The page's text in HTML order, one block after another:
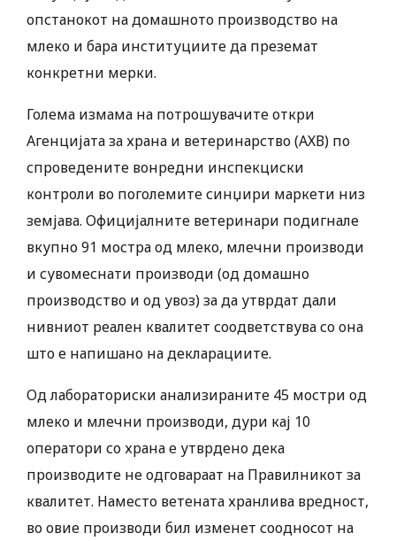
опстанокот на домашното производство на
млеко и бара институциите да преземат
конкретни мерки.
Голема измама на потрошувачите откри
Агенцијата за храна и ветеринарство (АХВ) по
спроведените вонредни инспекциски
контроли во поголемите синџири маркети низ
земјава. Официјалните ветеринари подигнале
вкупно 91 мостра од млеко, млечни производи
и сувомеснати производи (од домашно
производство и од увоз) за да утврдат дали
нивниот реален квалитет соодветствува со она
што е напишано на декларациите.
Од лабораториски анализираните 45 мостри од
млеко и млечни производи, дури кај 10
оператори со храна е утврдено дека
производите не одговараат на Правилникот за
квалитет. Наместо ветената хранлива вредност,
во овие производи бил изменет соодносот на